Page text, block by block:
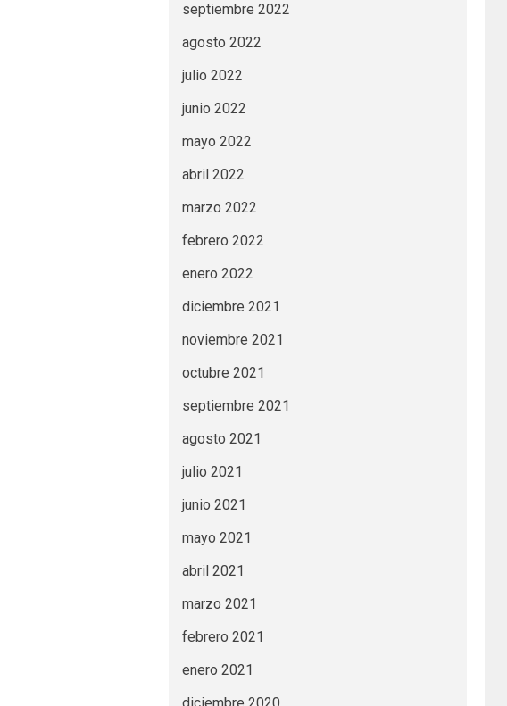
septiembre 2022
agosto 2022
julio 2022
junio 2022
mayo 2022
abril 2022
marzo 2022
febrero 2022
enero 2022
diciembre 2021
noviembre 2021
octubre 2021
septiembre 2021
agosto 2021
julio 2021
junio 2021
mayo 2021
abril 2021
marzo 2021
febrero 2021
enero 2021